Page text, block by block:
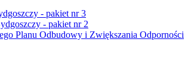
- pakiet nr 3
- pakiet nr 2
Planu Odbudowy i Zwiększania Odporności